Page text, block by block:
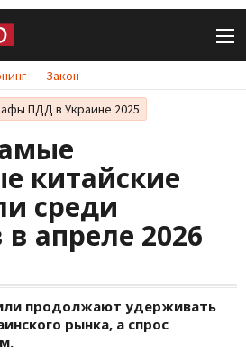
Закон
ПДД в Украине 2025
китайские
среди
апреле 2026
продолжают удерживать
рынка, а спрос